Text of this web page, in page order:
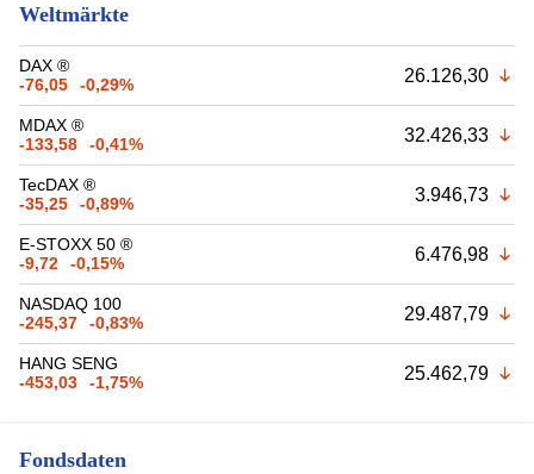
Weltmärkte
DAX ®
-76,05
-0,29% 26.126,30
MDAX ®
-133,58
-0,41% 32.426,33
TecDAX ®
-35,25
-0,89% 3.946,73
E-STOXX 50 ®
-9,72
-0,15% 6.476,98
NASDAQ 100
-245,37
-0,83% 29.487,79
HANG SENG
-453,03
-1,75% 25.462,79
Fondsdaten